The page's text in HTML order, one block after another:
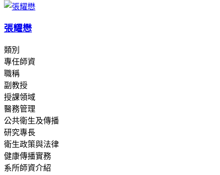
張耀懋
類別
專任師資
職稱
副教授
授課領域
醫務管理
公共衛生及傳播
研究專長
衛生政策與法律
健康傳播實務
系所師資介紹